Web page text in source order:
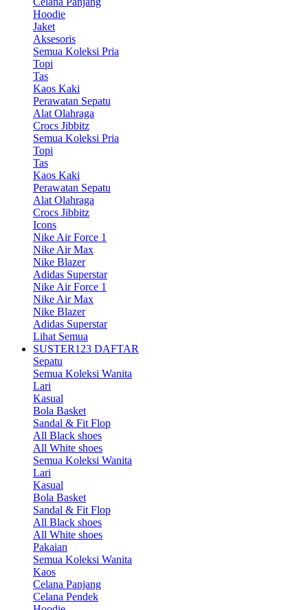
Hoodie
Jaket
Aksesoris
Semua Koleksi Pria
Topi
Tas
Kaos Kaki
Perawatan Sepatu
Alat Olahraga
Crocs Jibbitz
Semua Koleksi Pria
Topi
Tas
Kaos Kaki
Perawatan Sepatu
Alat Olahraga
Crocs Jibbitz
Icons
Nike Air Force 1
Nike Air Max
Nike Blazer
Adidas Superstar
Nike Air Force 1
Nike Air Max
Nike Blazer
Adidas Superstar
Lihat Semua
SUSTER123 DAFTAR
Sepatu
Semua Koleksi Wanita
Lari
Kasual
Bola Basket
Sandal & Fit Flop
All Black shoes
All White shoes
Semua Koleksi Wanita
Lari
Kasual
Bola Basket
Sandal & Fit Flop
All Black shoes
All White shoes
Pakaian
Semua Koleksi Wanita
Kaos
Celana Panjang
Celana Pendek